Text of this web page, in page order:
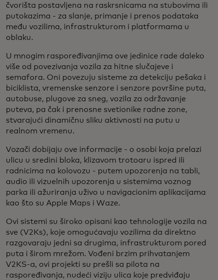
čvorišta postavljena na raskrsnicama na stubovima ili
putokazima - za slanje, primanje i prenos podataka
među vozilima, infrastrukturom i platformama u
oblaku.
U mnogim raspoređivanjima ove jedinice rade daleko
više od povezivanja vozila za hitne slučajeve i
semafora. Oni povezuju sisteme za detekciju pešaka i
biciklista, vremenske senzore i senzore površine puta,
autobuse, plugove za sneg, vozila za održavanje
puteva, pa čak i prenosne svetionike radne zone,
stvarajući dinamičnu sliku aktivnosti na putu u
realnom vremenu.
Vozači dobijaju ove informacije - o osobi koja prelazi
ulicu u sredini bloka, klizavom trotoaru ispred ili
radnicima na kolovozu - putem upozorenja na tabli,
audio ili vizuelnih upozorenja u sistemima voznog
parka ili ažuriranja uživo u navigacionim aplikacijama
kao što su Apple Maps i Waze.
Ovi sistemi su široko opisani kao tehnologije vozila na
sve (V2Ks), koje omogućavaju vozilima da direktno
razgovaraju jedni sa drugima, infrastrukturom pored
puta i širom mrežom. Vođeni brzim prihvatanjem
V2KS-a, ovi projekti su prešli sa pilota na
raspoređivanja, nudeći viziju ulica koje predviđaju